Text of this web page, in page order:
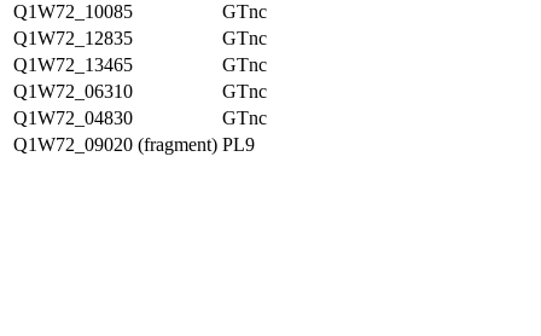
Q1W72_10085
GTnc
Q1W72_12835
GTnc
Q1W72_13465
GTnc
Q1W72_06310
GTnc
Q1W72_04830
GTnc
Q1W72_09020 (fragment) PL9